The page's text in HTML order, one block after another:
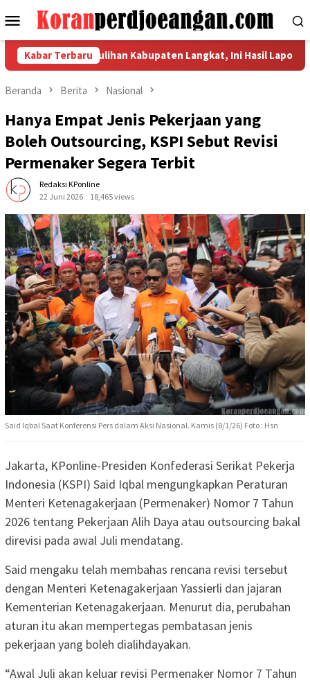
ke
Menu
Mobile
Kabar Terbaru
Pemulihan Kabupaten Langkat, Ini Hasil Laporan
Beranda Berita Nasional
Hanya Empat Jenis Pekerjaan yang
Boleh Outsourcing, KSPI Sebut Revisi
Permenaker Segera Terbit
Redaksi KPonline
22 Juni 2026
18,465 views
Said Iqbal Saat Konferensi Pers dalam Aksi Nasional. Kamis (8/1/26) Foto : Hsn
Jakarta, KPonline-Presiden Konfederasi Serikat Pekerja
Indonesia (KSPI) Said Iqbal mengungkapkan Peraturan
Menteri Ketenagakerjaan (Permenaker) Nomor 7 Tahun
2026 tentang Pekerjaan Alih Daya atau outsourcing bakal
direvisi pada awal Juli mendatang.
Said mengaku telah membahas rencana revisi tersebut
dengan Menteri Ketenagakerjaan Yassierli dan jajaran
Kementerian Ketenagakerjaan. Menurut dia, perubahan
aturan itu akan mempertegas pembatasan jenis
pekerjaan yang boleh dialihdayakan.
“Awal Juli akan keluar revisi Permenaker Nomor 7 Tahun